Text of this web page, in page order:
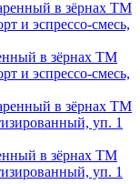
в зёрнах ТМ
и эспрессо-смесь,
в зёрнах ТМ
уп. 1